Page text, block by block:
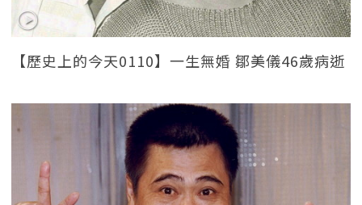
【歷史上的今天0110】一生無婚 鄒美儀46歲病逝